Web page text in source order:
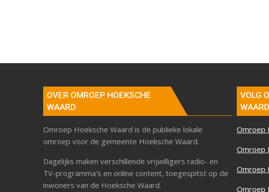
OVER OMROEP HOEKSCHE
WAARD
Omroep Hoeksche Waard is de publieke lokale
omroep voor de gemeente Hoeksche Waard.
Dagelijks maken verschillende vrijwilligers radio- en
TV-programma’s en online content, toegespitst op de
inwoners van de Hoeksche Waard.
VOLG
Omroep
Omroep
Omroep
Omroep